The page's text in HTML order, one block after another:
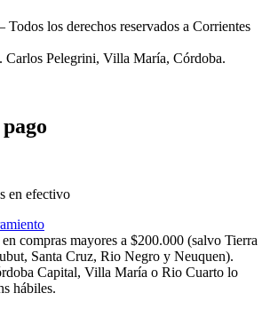
los derechos reservados a Corrientes
Carlos Pelegrini, Villa María, Córdoba.
en efectivo
en compras mayores a $200.000 (salvo Tierra
Santa Cruz, Rio Negro y Neuquen).
Capital, Villa María o Rio Cuarto lo
hábiles.